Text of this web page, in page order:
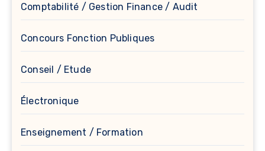
Comptabilité / Gestion Finance / Audit
Concours Fonction Publiques
Conseil / Etude
Électronique
Enseignement / Formation